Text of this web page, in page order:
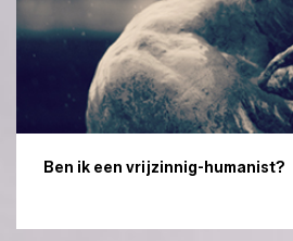
Ben ik een vrijzinnig-humanist?